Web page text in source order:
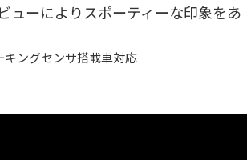
ューによりスポーティーな印象をあ
ングセンサ搭載車対応